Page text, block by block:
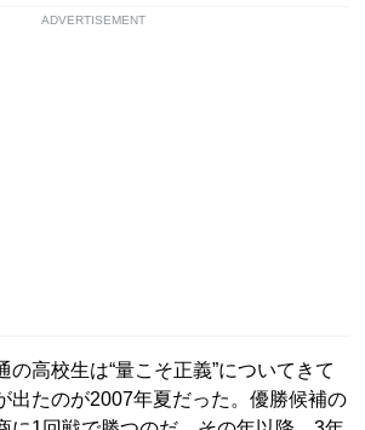
ADVERTISEMENT
高校生は“量こそ正義”についてきて
出たのが2007年夏だった。優勝候補の